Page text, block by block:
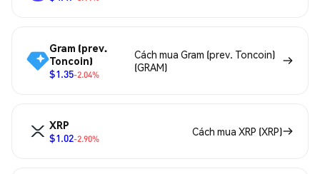
Gram (prev.
Toncoin)
$1.35-2.04%
Cách mua Gram (prev. Toncoin)
(GRAM)
XRP
$1.02-2.90%
Cách mua XRP (XRP)